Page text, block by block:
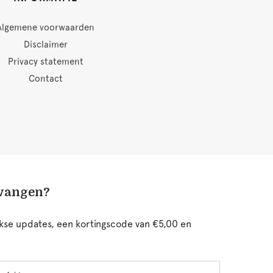
voorwaarden
Disclaimer
Privacy statement
Contact
updates, een kortingscode van €5,00 en